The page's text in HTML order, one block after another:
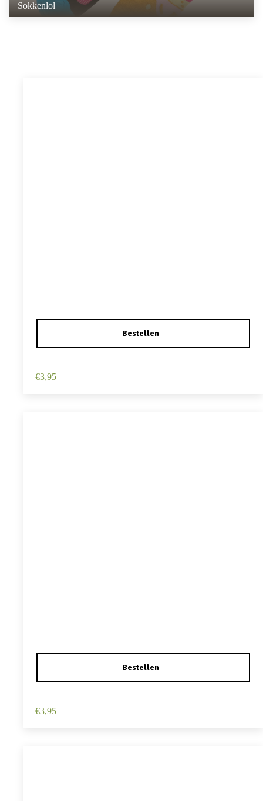
Sokkenlol
€3,95
€3,95